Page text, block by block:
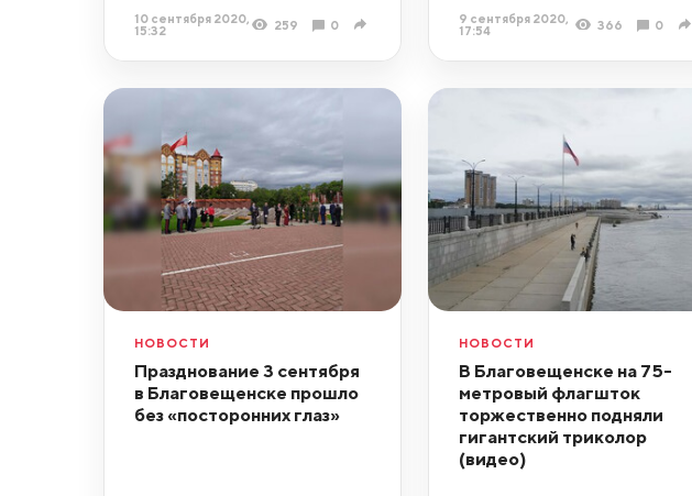
10 сентября 2020,
15:32
259 0
9 сентября 2020,
17:54
366 0
НОВОСТИ
Празднование 3 сентября
в Благовещенске прошло
без «посторонних глаз»
НОВОСТИ
В Благовещенске на 75-
метровый флагшток
торжественно подняли
гигантский триколор
(видео)